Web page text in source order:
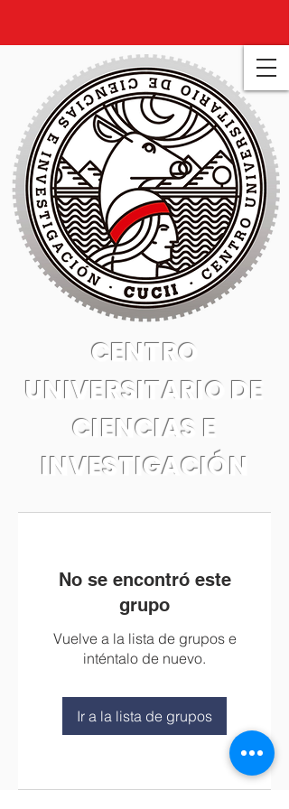
CENTRO
UNIVERSITARIO DE
CIENCIAS E
INVESTIGACIÓN
No se encontró este
grupo
Vuelve a la lista de grupos e
inténtalo de nuevo.
Ir a la lista de grupos